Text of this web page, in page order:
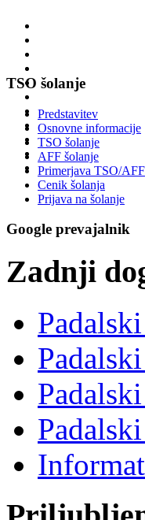
TSO šolanje
Predstavitev
Osnovne informacije
TSO šolanje
AFF šolanje
Primerjava TSO/AFF
Cenik šolanja
Prijava na šolanje
Google prevajalnik
Zadnji